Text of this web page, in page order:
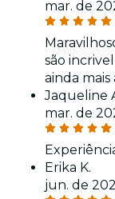
mar. de
são
ainda mais
Jaqueline
mar. de
Erika K.
jun. de